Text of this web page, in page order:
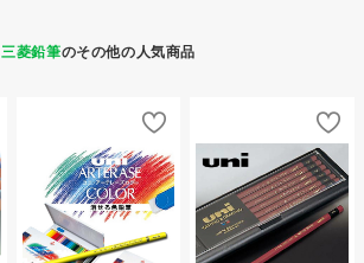
三菱鉛筆のその他の人気商品